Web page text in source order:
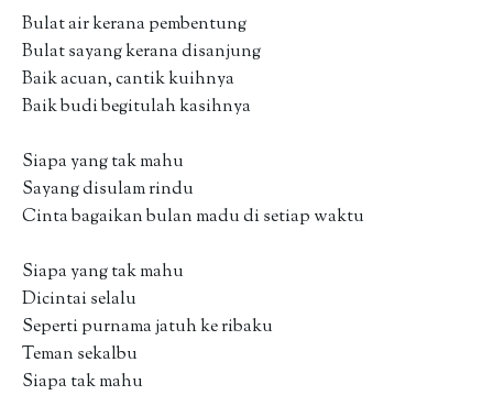
Bulat air kerana pembentung
Bulat sayang kerana disanjung
Baik acuan, cantik kuihnya
Baik budi begitulah kasihnya
Siapa yang tak mahu
Sayang disulam rindu
Cinta bagaikan bulan madu di setiap waktu
Siapa yang tak mahu
Dicintai selalu
Seperti purnama jatuh ke ribaku
Teman sekalbu
Siapa tak mahu